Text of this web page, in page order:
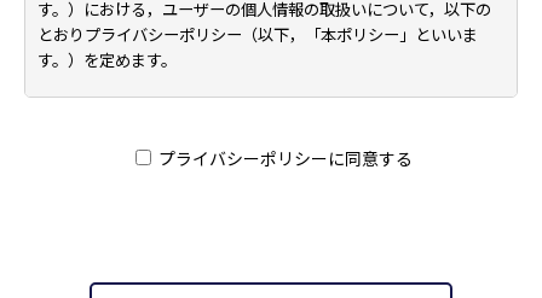
す。）における，ユーザーの個人情報の取扱いについて，以下の
とおりプライバシーポリシー（以下，「本ポリシー」といいま
す。）を定めます。
「個人情報」とは，個人情報保護法にいう「個人情報」を指すも
の個人を識別できる情報（個人識別情報）を指します。
プライバシーポリシーに同意する